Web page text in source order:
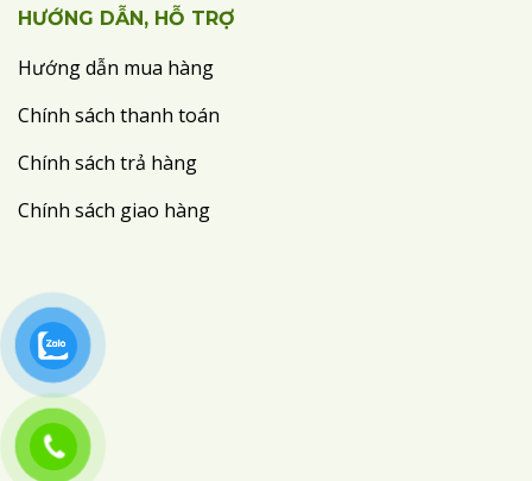
HƯỚNG DẪN, HỖ TRỢ
Hướng dẫn mua hàng
Chính sách thanh toán
Chính sách trả hàng
Chính sách giao hàng